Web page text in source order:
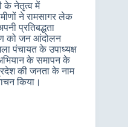
के नेतृत्व में
ने रामसागर लेक
प्रतिबद्धता
को जन आंदोलन
पंचायत के उपाध्‍यक्ष
के समापन के
की जनता के नाम
किया।